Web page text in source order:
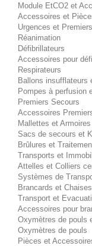
Module EtCO2 et
Accessoires et
Urgences et
Réanimation
Défibrillateurs
Accessoires pour
Respirateurs
Ballons insufflateurs
Pompes à perfusion
Premiers Secours
Accessoires
Mallettes et
Sacs de secours et
Brûlures et
Transports et
Attelles et Colliers
Systèmes de
Brancards et
Transport et
Accessoires pour
Oxymètres de pouls
Oxymètres de pouls
Pièces et